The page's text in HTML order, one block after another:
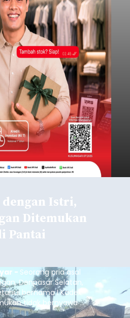
dengan Istri,
Ditemukan
Pantai
- Seorang pria asal
Denpasar Selatan,
bernama I Kadek
tidak bernyawa di